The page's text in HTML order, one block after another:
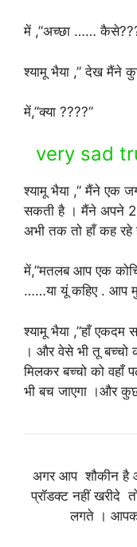
में ,”अच्छा ……
श्यामू भैया ,” देख मैंने
में,”क्या ????”
very sad
श्यामू भैया ,” मैंने एक
सकती है । मैंने अपने 2-
अभी तक तो हाँ कह
में,”मतलब आप एक
……या यूं कहिए . आप
श्यामू भैया ,”हाँ एकदम
। और वेसे भी तू बच्चो
मिलकर बच्चो को वहाँ
भी बच जाएगा ।और
अगर आप शौकीन
प्रॉडक्ट नहीं खरीदे
लगते ।